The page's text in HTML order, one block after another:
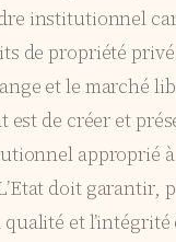
institutionnel
de propriété
et le marché
est de créer et
approprié
doit garantir,
et l’intégrité